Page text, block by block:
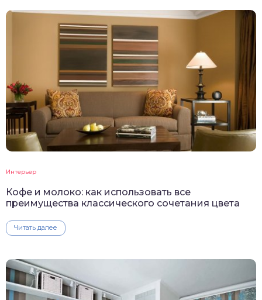
Интерьер
Кофе и молоко: как использовать все
преимущества классического сочетания цвета
Читать далее